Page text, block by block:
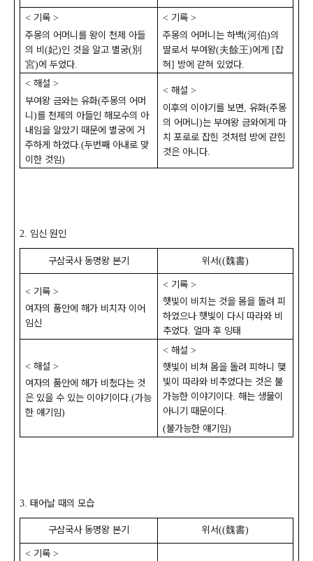
< 기록 >
주몽의 어머니를 왕이 천제 아들
의 비(妃)인 것을 알고 별궁(別
宮)에 두었다.
< 기록 >
주몽의 어머니는 하백(河伯)의
딸로서 부여왕(夫餘王)에게 [잡
혀] 방에 갇혀 있었다.
< 해설 >
부여왕 금와는 유화(주몽의 어머
니)를 천제의 아들인 해모수의 아
내임을 알았기 때문에 별궁에 거
주하게 하였다.(두번째 아내로 맞
이한 것임)
< 해설 >
이후의 이야기를 보면 유화(주몽
의 어머니)는 부여왕 금와에게 마
치 포로로 잡힌 것처럼 방에 갇힌
것은 아니다.
2. 임신 원인
구삼국사 동명왕 본기 위서((魏書)
< 기록 >
여자의 품안에 해가 비치자 이어
임신
< 기록 >
햇빛이 비치는 것을 몸을 돌려 피
하였으나 햇빛이 다시 따라와 비
추었다. 얼마 후 잉태
< 해설 >
여자의 품안에 해가 비쳤다는 것
은 있을 수 있는 이야기이다.(가능
한 얘기임)
< 해설 >
햇빛이 비쳐 몸을 돌려 피하니 햋
빛이 따라와 비추었다는 것은 불
가능한 이야기이다. 해는 생물이
아니기 때문이다.
(불가능한 얘기임)
3. 태어날 때의 모습
구삼국사 동명왕 본기 위서((魏書)
< 기록 >